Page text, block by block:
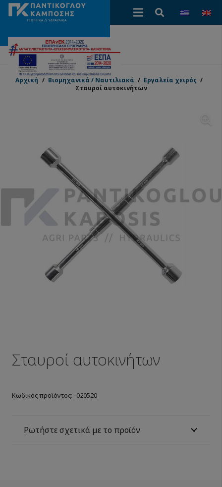
Αρχική / Βιομηχανικά / Ναυτιλιακά / Εργαλεία χειρός /
Σταυροί αυτοκινήτων
Σταυροί αυτοκινήτων
Κωδικός προϊόντος: 020520
Ρωτήστε σχετικά με το προϊόν